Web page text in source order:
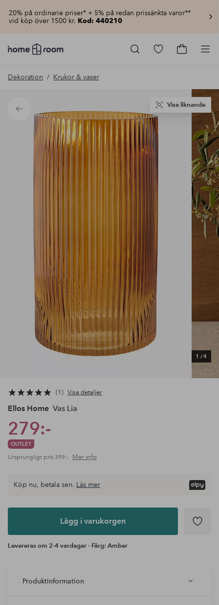
20% på ordinarie priser* + 5% på redan prissänkta varor**
vid köp över 1500 kr. Kod: 440210
Homeroom
–
hemmet
pris
Gå
Gå
Dekoration Krukor & vaser
Tillbaka
1 /4
Visa liknande
1 Visa detaljer
Ellos Home Vas Lia
279:-
OUTLET
Ursprungligt pris 399:- Mer info
Lägg i
Köp nu, betala sen. Läs mer
Lägg i varukorgen
Levereras om 2-4 vardagar - Färg: Amber
Produktinformation